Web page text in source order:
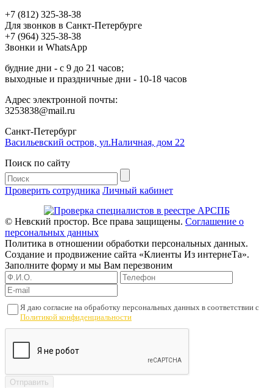
+7 (812) 325-38-38
Для звонков в Санкт-Петербурге
+7 (964) 325-38-38
Звонки и WhatsApp
будние дни - с 9 до 21 часов;
выходные и праздничные дни - 10-18 часов
Адрес электронной почты:
3253838@mail.ru
Cанкт-Петербург
Васильевский остров, ул.Наличная, дом 22
Поиск по сайту
Проверить сотрудника Личный кабинет
© Невский простор. Все права защищены. Соглашение о
персональных данных
Политика в отношении обработки персональных данных.
Создание и продвижение сайта «Клиенты Из интернеТа».
Заполните форму и мы Вам перезвоним
Я даю согласие на обработку персональных данных в соответствии с
Политикой конфиденциальности